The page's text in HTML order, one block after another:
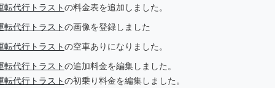
転代行トラストの料金表を追加しました。
転代行トラストの画像を登録しました
転代行トラストの空車ありになりました。
転代行トラストの追加料金を編集しました。
転代行トラストの初乗り料金を編集しました。